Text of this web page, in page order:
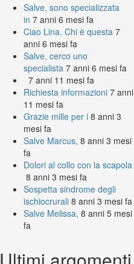
Salve, sono specializzata
in 7 anni 6 mesi fa
Ciao Lina. Chi è questa 7
anni 6 mesi fa
Salve, cerco uno
specialista 7 anni 6 mesi fa
7 anni 11 mesi fa
Richiesta informazioni 7 anni
11 mesi fa
Grazie mille per i 8 anni 3
mesi fa
Salve Marcus, 8 anni 3 mesi
fa
Dolori al collo con la scapola
8 anni 3 mesi fa
Sospetta sindrome degli
ischiocrurali 8 anni 3 mesi fa
Salve Melissa, 8 anni 5 mesi
fa